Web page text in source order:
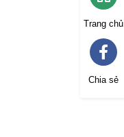
Trang chủ
Chia sẻ